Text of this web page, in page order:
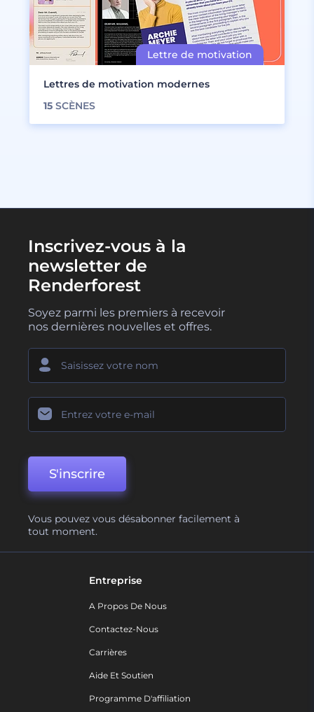
Lettres de motivation modernes
15 SCÈNES
Inscrivez-vous à la
newsletter de
Renderforest
Soyez parmi les premiers à recevoir
nos dernières nouvelles et offres.
S'inscrire
Vous pouvez vous désabonner facilement à
tout moment.
Entreprise
A Propos De Nous
Contactez-Nous
Carrières
Aide Et Soutien
Programme D'affiliation